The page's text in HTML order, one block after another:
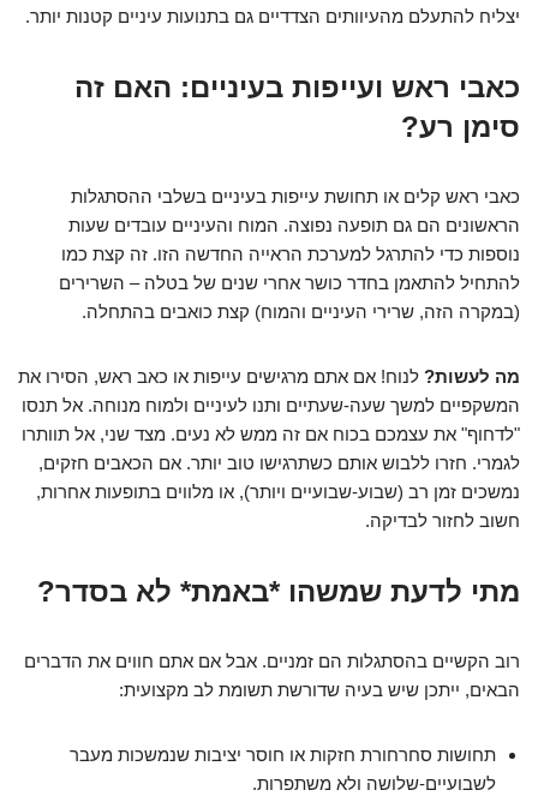
יצליח להתעלם מהעיוותים הצדדיים גם בתנועות עיניים קטנות יותר.
כאבי ראש ועייפות בעיניים: האם זה
סימן רע?
כאבי ראש קלים או תחושת עייפות בעיניים בשלבי ההסתגלות
הראשונים הם גם תופעה נפוצה. המוח והעיניים עובדים שעות
נוספות כדי להתרגל למערכת הראייה החדשה הזו. זה קצת כמו
להתחיל להתאמן בחדר כושר אחרי שנים של בטלה – השרירים
(במקרה הזה, שרירי העיניים והמוח) קצת כואבים בהתחלה.
מה לעשות? לנוח! אם אתם מרגישים עייפות או כאב ראש, הסירו את
המשקפיים למשך שעה-שעתיים ותנו לעיניים ולמוח מנוחה. אל תנסו
"לדחוף" את עצמכם בכוח אם זה ממש לא נעים. מצד שני, אל תוותרו
לגמרי. חזרו ללבוש אותם כשתרגישו טוב יותר. אם הכאבים חזקים,
נמשכים זמן רב (שבוע-שבועיים ויותר), או מלווים בתופעות אחרות,
חשוב לחזור לבדיקה.
מתי לדעת שמשהו *באמת* לא בסדר?
רוב הקשיים בהסתגלות הם זמניים. אבל אם אתם חווים את הדברים
הבאים, ייתכן שיש בעיה שדורשת תשומת לב מקצועית:
תחושות סחרחורת חזקות או חוסר יציבות שנמשכות מעבר
לשבועיים-שלושה ולא משתפרות.